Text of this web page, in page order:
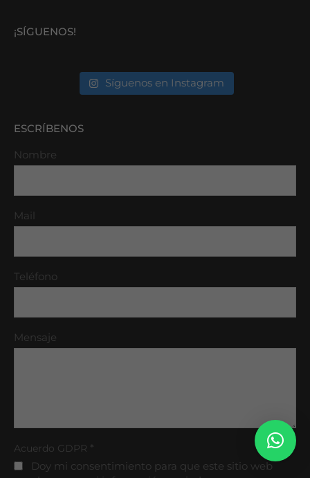
¡SÍGUENOS!
Síguenos en Instagram
ESCRÍBENOS
Nombre
Mail
Teléfono
Mensaje
Acuerdo GDPR *
Doy mi consentimiento para que este sitio web